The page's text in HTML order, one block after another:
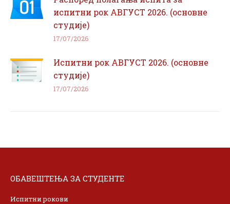
испитни рок АВГУСТ 2026. (основне
студије)
17/07/2026
Испитни рок АВГУСТ 2026. (основне
студије)
17/07/2026
ОБАВЕШТЕЊА ЗА СТУДЕНТЕ
Испитни рокови